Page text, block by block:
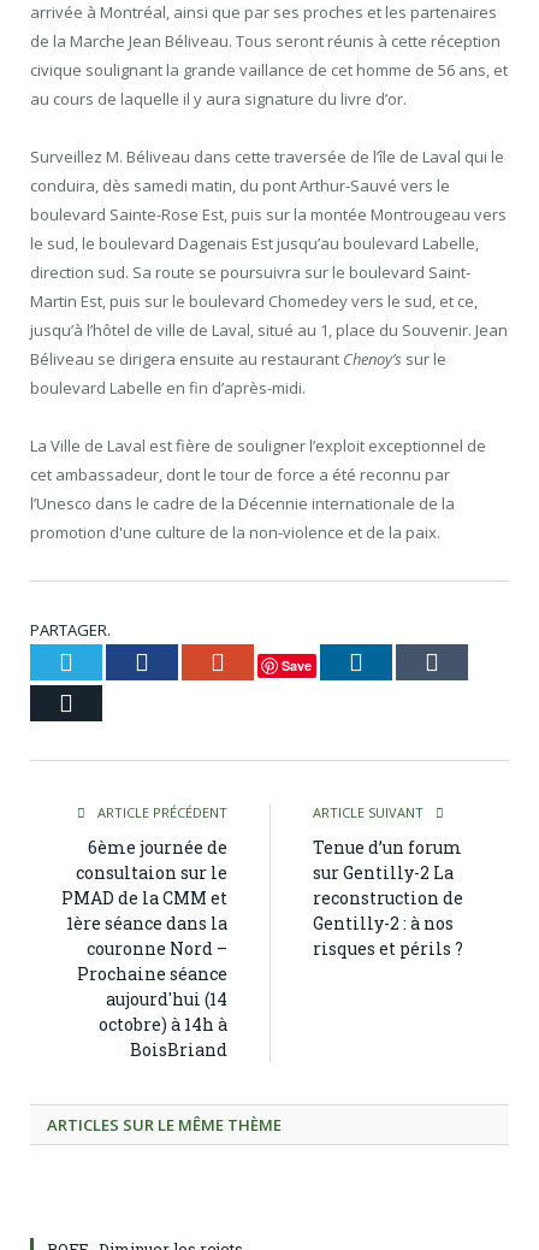
arrivée à Montréal, ainsi que par ses proches et les partenaires
de la Marche Jean Béliveau. Tous seront réunis à cette réception
civique soulignant la grande vaillance de cet homme de 56 ans, et
au cours de laquelle il y aura signature du livre d’or.
Surveillez M. Béliveau dans cette traversée de l’île de Laval qui le
conduira, dès samedi matin, du pont Arthur-Sauvé vers le
boulevard Sainte-Rose Est, puis sur la montée Montrougeau vers
le sud, le boulevard Dagenais Est jusqu’au boulevard Labelle,
direction sud. Sa route se poursuivra sur le boulevard Saint-
Martin Est, puis sur le boulevard Chomedey vers le sud, et ce,
jusqu’à l’hôtel de ville de Laval, situé au 1, place du Souvenir. Jean
Béliveau se dirigera ensuite au restaurant Chenoy’s sur le
boulevard Labelle en fin d’après-midi.
La Ville de Laval est fière de souligner l’exploit exceptionnel de
cet ambassadeur, dont le tour de force a été reconnu par
l’Unesco dans le cadre de la Décennie internationale de la
promotion d'une culture de la non-violence et de la paix.
PARTAGER.
Twitter Facebook Google+
Save LinkedIn
ARTICLE PRÉCÉDENT
6ème journée de
consultaion sur le
PMAD de la CMM et
1ère séance dans la
couronne Nord –
Prochaine séance
aujourd'hui (14
octobre) à 14h à
BoisBriand
ARTICLE SUIVANT
Tenue d’un forum
sur Gentilly-2 La
reconstruction de
Gentilly-2 : à nos
risques et périls ?
ARTICLES SUR LE MÊME THÈME